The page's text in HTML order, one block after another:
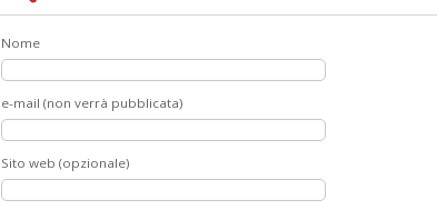
Nome
e-mail (non verrà pubblicata)
Sito web (opzionale)